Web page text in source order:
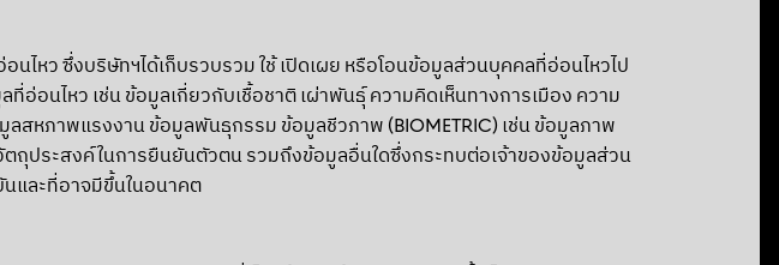
หว ซึ่งบริษัทฯได้เก็บรวบรวม ใช้ เปิดเผย หรือโอนข้อมูลส่วนบุคคลที่อ่อนไหวไป
อนไหว เช่น ข้อมูลเกี่ยวกับเชื้อชาติ เผ่าพันธุ์ ความคิดเห็นทางการเมือง ความ
หภาพแรงงาน ข้อมูลพันธุกรรม ข้อมูลชีวภาพ (BIOMETRIC) เช่น ข้อมูลภาพ
ถุประสงค์ในการยืนยันตัวตน รวมถึงข้อมูลอื่นใดซึ่งกระทบต่อเจ้าของข้อมูลส่วน
และที่อาจมีขึ้นในอนาคต